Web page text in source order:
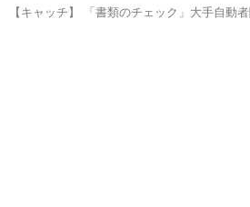
【キャッチ】 「書類のチェック」大手自動